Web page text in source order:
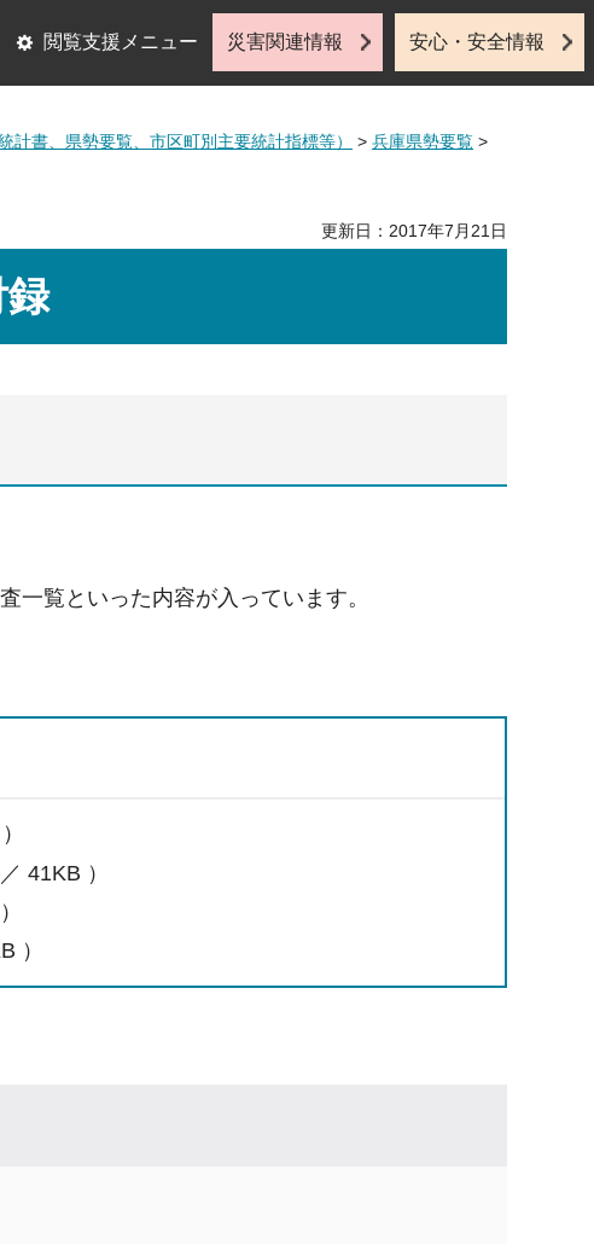
閲覧支援メニュー 災害関連情報 安心・安全情報
計書、県勢要覧、市区町別主要統計指標等） > 兵庫県勢要覧 >
更新日：2017年7月21日
一覧といった内容が入っています。
41KB ）
）